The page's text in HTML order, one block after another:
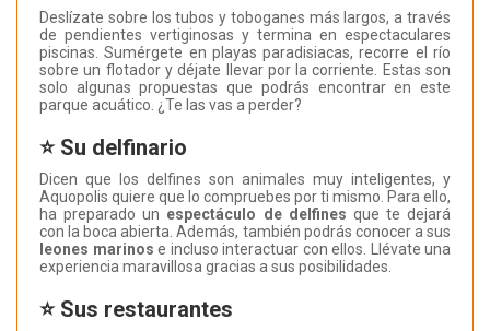
Deslízate sobre los tubos y toboganes más largos, a través
de pendientes vertiginosas y termina en espectaculares
piscinas. Sumérgete en playas paradisiacas, recorre el río
sobre un flotador y déjate llevar por la corriente. Estas son
solo algunas propuestas que podrás encontrar en este
parque acuático. ¿Te las vas a perder?
⭐ Su delfinario
Dicen que los delfines son animales muy inteligentes, y
Aquopolis quiere que lo compruebes por ti mismo. Para ello,
ha preparado un espectáculo de delfines que te dejará
con la boca abierta. Además, también podrás conocer a sus
leones marinos e incluso interactuar con ellos. Llévate una
experiencia maravillosa gracias a sus posibilidades.
⭐ Sus restaurantes